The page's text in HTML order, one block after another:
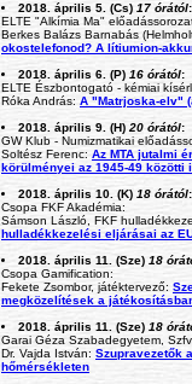
2018. április 5. (Cs) 17 órától:
ELTE "Alkímia Ma"
Berkes Balázs Barnabás
okostelefonod? A lítiumion-
2018. április 6. (P) 16 órától:
ELTE Észbontogató - kémiai
Róka András: A "Matrjoska-elv"
2018. április 9. (H) 20 órától:
GW Klub - Numizmatikai
Soltész Ferenc: Az MTA jutalmi
körülményei az 1945-49 közötti
2018. április 10. (K) 18 órától:
Csopa FKF Akadémia:
Sámson László, FKF
hulladékkezelési eljárásai az
2018. április 11. (Sze) 18
Csopa Gamification:
Fekete Zsombor, játéktervező:
megközelítések a
2018. április 11. (Sze) 18
Garai Géza Szabadegyetem,
Dr. Vajda István: Szupravezetők
hőmérsékleten